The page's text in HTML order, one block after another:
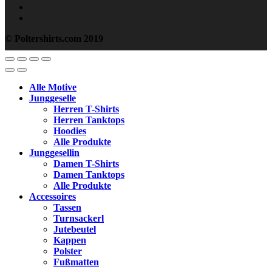
© Poltershirts.com 2019
Alle Motive
Junggeselle
Herren T-Shirts
Herren Tanktops
Hoodies
Alle Produkte
Junggesellin
Damen T-Shirts
Damen Tanktops
Alle Produkte
Accessoires
Tassen
Turnsackerl
Jutebeutel
Kappen
Polster
Fußmatten